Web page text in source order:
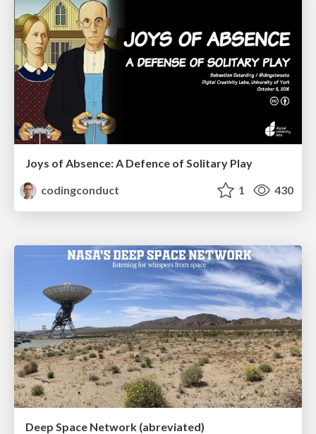
Joys of Absence: A Defence of Solitary Play
codingconduct
1 430
Deep Space Network (abreviated)